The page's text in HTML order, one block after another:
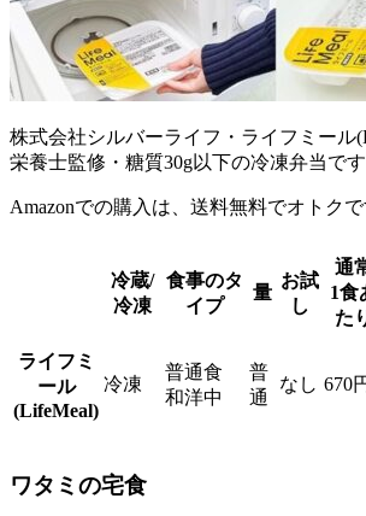
株式会社シルバーライフ・ライフミール
栄養士監修・糖質30g以下の冷凍弁当です
Amazonでの購入は、送料無料でオトクで
冷蔵/
冷凍
食事のタ
イプ
量
お試
し
通
1食
た
ライフミ
ール
(LifeMeal)
冷凍
普通食
和洋中
普
通
なし 670
ワタミの宅食